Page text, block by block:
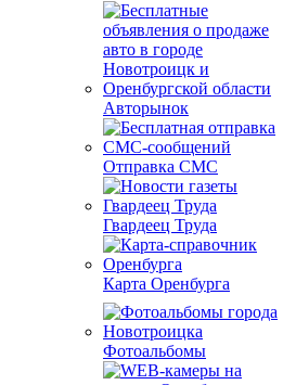
Авторынок
Отправка СМС
Гвардеец Труда
Карта Оренбурга
Фотоальбомы